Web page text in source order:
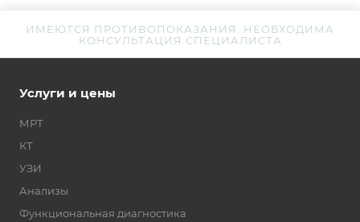
ИМЕЮТСЯ ПРОТИВОПОКАЗАНИЯ. НЕОБХОДИМА
КОНСУЛЬТАЦИЯ СПЕЦИАЛИСТА
Услуги и цены
МРТ
КТ
УЗИ
Анализы
Функциональная диагностика